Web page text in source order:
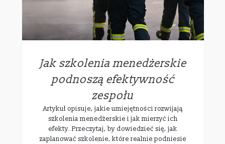
Jak szkolenia menedżerskie
podnoszą efektywność
zespołu
Artykuł opisuje, jakie umiejętności rozwijają
szkolenia menedżerskie i jak mierzyć ich
efekty. Przeczytaj, by dowiedzieć się, jak
zaplanować szkolenie, które realnie podniesie